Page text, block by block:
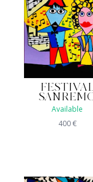
Available
400€